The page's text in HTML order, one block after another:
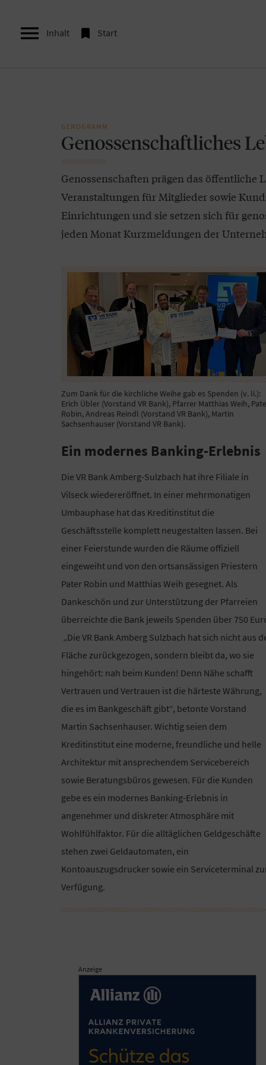
 Inhalt  Start
GENOGRAMM
Genossenschaftliches
Genossenschaften prägen das öffentliche
Veranstaltungen für Mitglieder sowie
Einrichtungen und sie setzen sich für
jeden Monat Kurzmeldungen der
Zum Dank für die kirchliche Weihe gab es Spenden (v. li.):
Erich Übler (Vorstand VR Bank), Pfarrer Matthias Weih,
Robin, Andreas Reindl (Vorstand VR Bank), Martin
Sachsenhauser (Vorstand VR Bank).
Ein modernes Banking-Erlebnis
Die VR Bank Amberg-Sulzbach hat ihre Filiale in
Vilseck wiedereröffnet. In einer mehrmonatigen
Umbauphase hat das Kreditinstitut die
Geschäftsstelle komplett neugestalten lassen. Bei
einer Feierstunde wurden die Räume offiziell
eingeweiht und von den ortsansässigen Priestern
Pater Robin und Matthias Weih gesegnet. Als
Dankeschön und zur Unterstützung der Pfarreien
überreichte die Bank jeweils Spenden über 750
„Die VR Bank Amberg Sulzbach hat sich nicht aus
Fläche zurückgezogen, sondern bleibt da, wo sie
hingehört: nah beim Kunden! Denn Nähe schafft
Vertrauen und Vertrauen ist die härteste Währung,
die es im Bankgeschäft gibt“, betonte Vorstand
Martin Sachsenhauser. Wichtig seien dem
Kreditinstitut eine moderne, freundliche und helle
Architektur mit ansprechendem Servicebereich
sowie Beratungsbüros gewesen. Für die Kunden
gebe es ein modernes Banking-Erlebnis in
angenehmer und diskreter Atmosphäre mit
Wohlfühlfaktor. Für die alltäglichen Geldgeschäfte
stehen zwei Geldautomaten, ein
Kontoauszugsdrucker sowie ein Serviceterminal
Verfügung.
Anzeige